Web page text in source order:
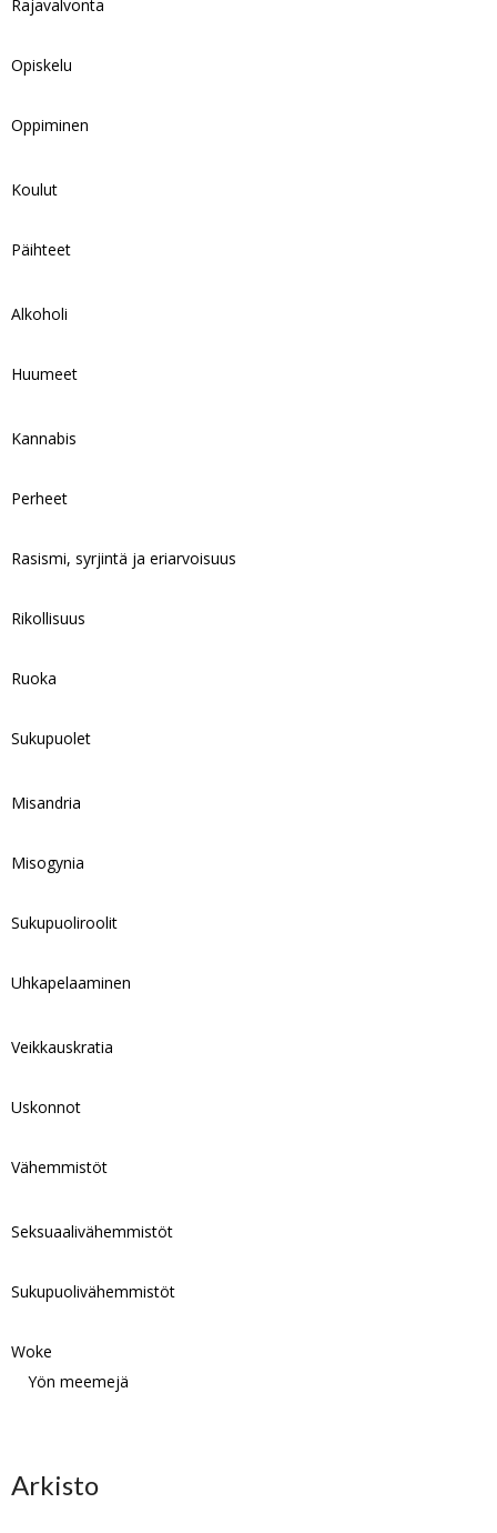
Rajavalvonta
Opiskelu
Oppiminen
Koulut
Päihteet
Alkoholi
Huumeet
Kannabis
Perheet
Rasismi, syrjintä ja eriarvoisuus
Rikollisuus
Ruoka
Sukupuolet
Misandria
Misogynia
Sukupuoliroolit
Uhkapelaaminen
Veikkauskratia
Uskonnot
Vähemmistöt
Seksuaalivähemmistöt
Sukupuolivähemmistöt
Woke
Yön meemejä
Arkisto